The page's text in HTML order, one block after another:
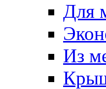
Для
Из